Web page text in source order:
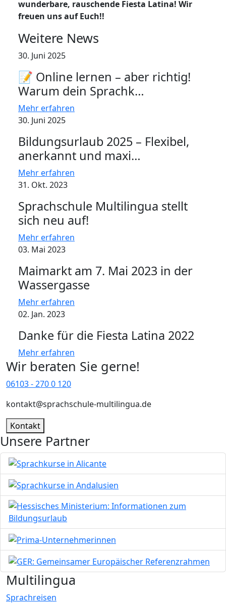
wunderbare, rauschende Fiesta Latina! Wir
freuen uns auf Euch!!
Weitere News
30. Juni 2025
📝 Online lernen – aber richtig!
Warum dein Sprachk…
Mehr erfahren
30. Juni 2025
Bildungsurlaub 2025 – Flexibel,
anerkannt und maxi…
Mehr erfahren
31. Okt. 2023
Sprachschule Multilingua stellt
sich neu auf!
Mehr erfahren
03. Mai 2023
Maimarkt am 7. Mai 2023 in der
Wassergasse
Mehr erfahren
02. Jan. 2023
Danke für die Fiesta Latina 2022
Mehr erfahren
Wir beraten Sie gerne!
06103 - 270 0 120
kontakt@sprachschule-multilingua.de
Kontakt
Unsere Partner
Bild
Bild
Bild
Bild
Bild
Multilingua
Sprachreisen